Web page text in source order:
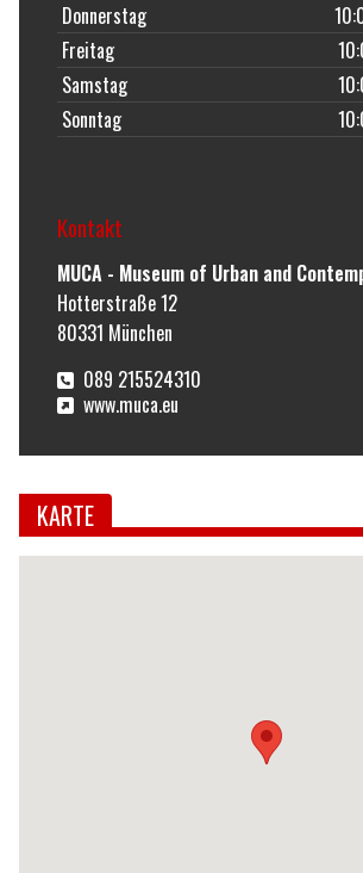
Kontakt
MUCA - Museum of Urban and
Hotterstraße 12
80331 München
089 215524310
www.muca.eu
Donnerstag
Freitag
Samstag
Sonntag
KARTE